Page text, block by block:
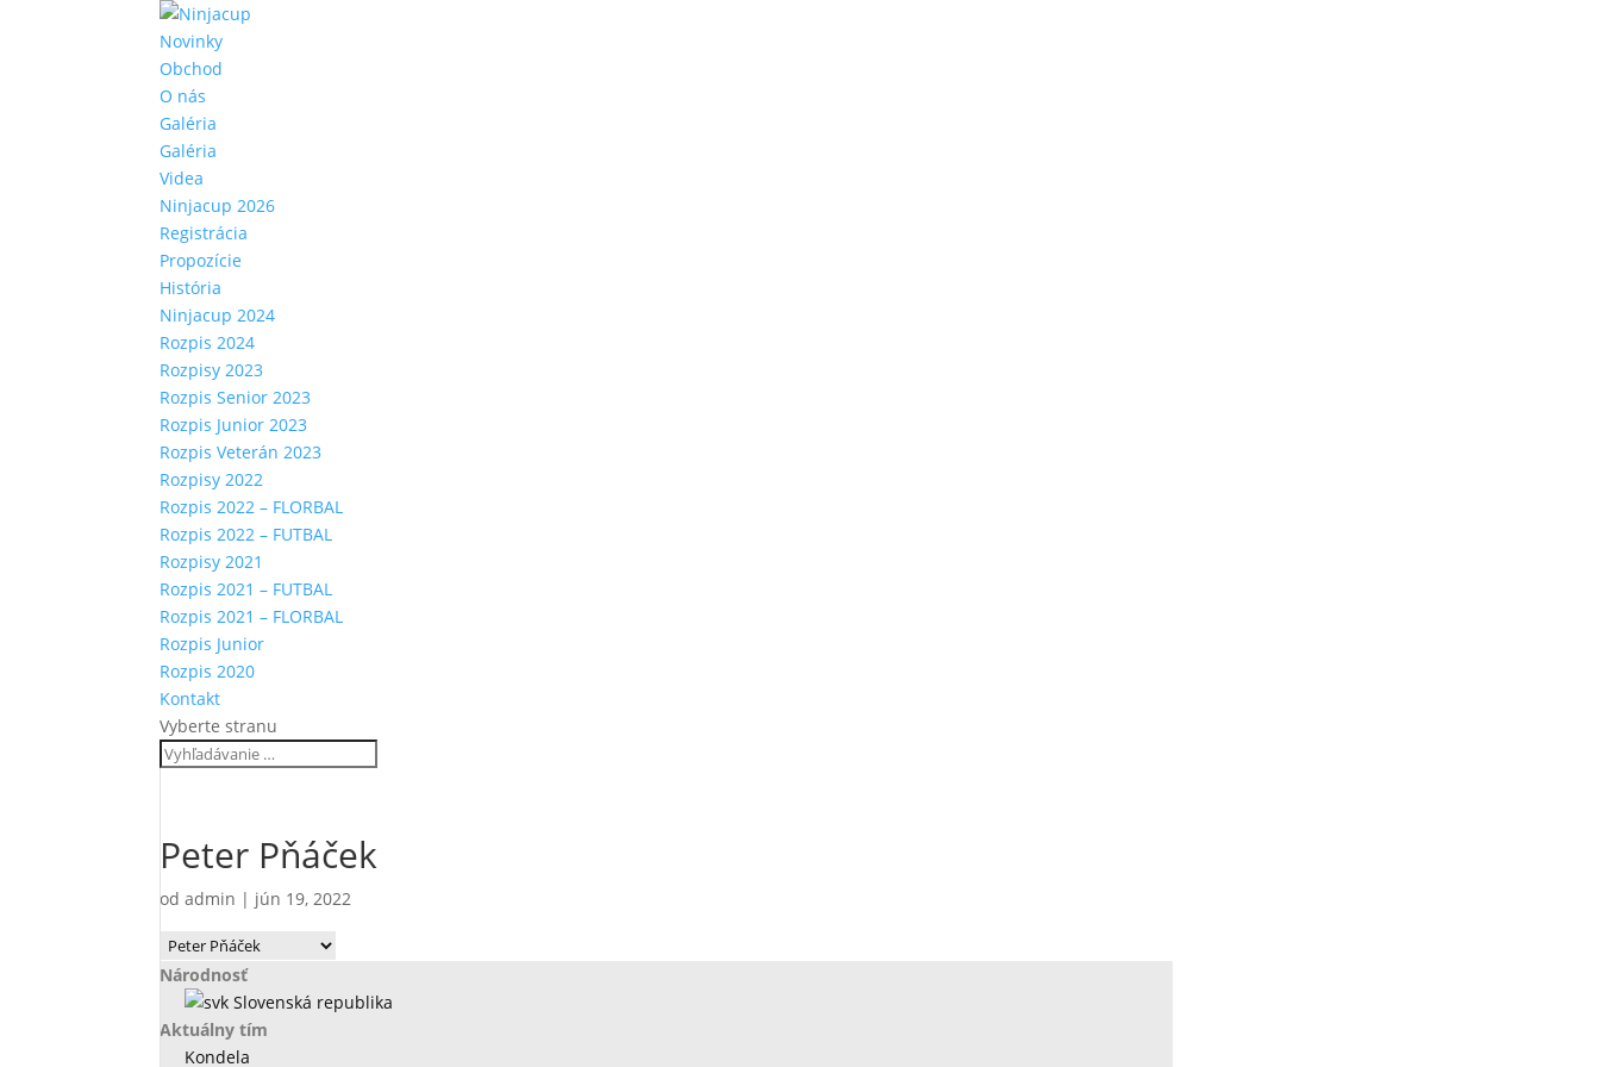
Novinky
Obchod
O nás
Galéria
Galéria
Videa
Ninjacup 2026
Registrácia
Propozície
História
Ninjacup 2024
Rozpis 2024
Rozpisy 2023
Rozpis Senior 2023
Rozpis Junior 2023
Rozpis Veterán 2023
Rozpisy 2022
Rozpis 2022 – FLORBAL
Rozpis 2022 – FUTBAL
Rozpisy 2021
Rozpis 2021 – FUTBAL
Rozpis 2021 – FLORBAL
Rozpis Junior
Rozpis 2020
Kontakt
Vyberte stranu
Peter Pňáček
odadmin | jún 19, 2022
Národnosť
Slovenská republika
Aktuálny tím
Kondela